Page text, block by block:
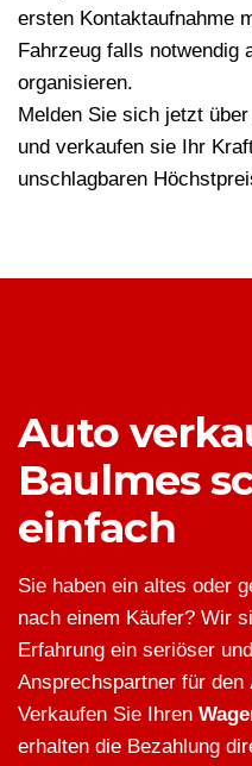
ersten Kontaktaufnahme
Fahrzeug falls notwendig
organisieren.
Melden Sie sich jetzt über
und verkaufen sie Ihr
unschlagbaren
Auto
Baulmes
einfach
Sie haben ein altes oder
nach einem Käufer? Wir
Erfahrung ein seriöser
Ansprechspartner für den
Verkaufen Sie Ihren
erhalten die Bezahlung